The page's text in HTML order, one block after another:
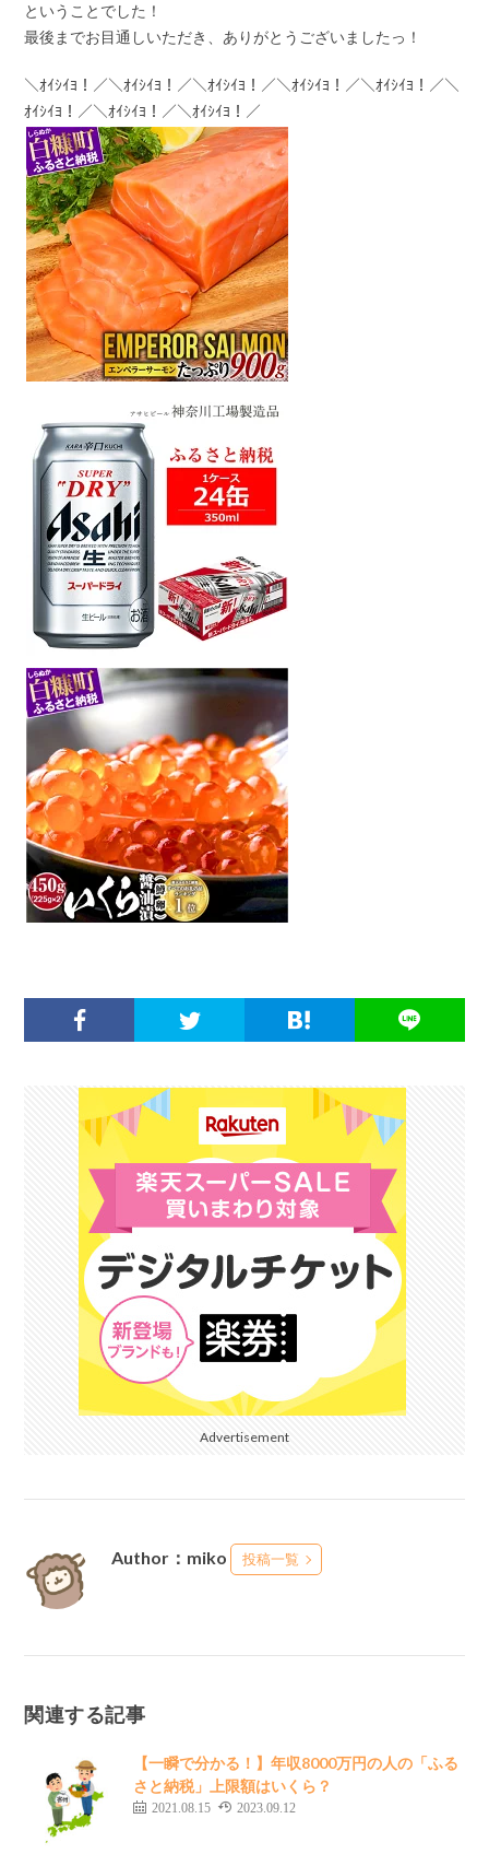
ということでした！
最後までお目通しいただき、ありがとうございましたっ！
＼ｵｲｼｲﾖ！／＼ｵｲｼｲﾖ！／＼ｵｲｼｲﾖ！／＼ｵｲｼｲﾖ！／＼ｵｲｼｲﾖ！／＼
ｵｲｼｲﾖ！／＼ｵｲｼｲﾖ！／＼ｵｲｼｲﾖ！／
Advertisement
Author：miko 投稿一覧
関連する記事
【一瞬で分かる！】年収8000万円の人の「ふる
さと納税」上限額はいくら？
2021.08.15 2023.09.12